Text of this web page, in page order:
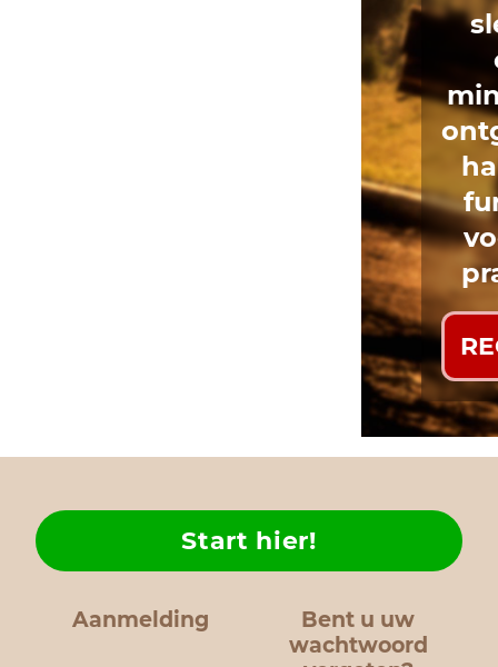
Aanmelding
Bent u uw
wachtwoord
Start hier!